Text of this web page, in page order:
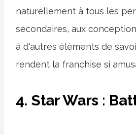
naturellement à tous les
secondaires, aux
à d'autres éléments de
rendent la franchise si
4. Star Wars :